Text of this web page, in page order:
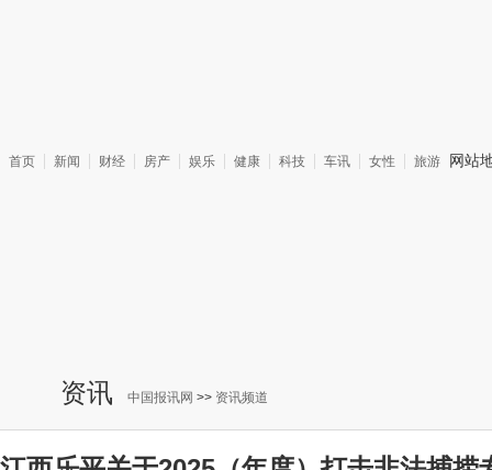
首页 新闻 财经 房产 娱乐 健康 科技 车讯 女性 旅游 网站
资讯 中国报讯网 >> 资讯频道